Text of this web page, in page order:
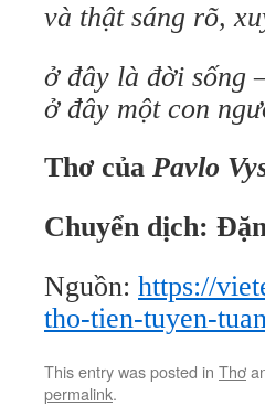
và thật sáng rõ,
ở đây là đời sống
ở đây một con
Thơ của Pavlo
Chuyển dịch:
Nguồn: https://
tho-tien-tuyen-
This entry was posted in Thơ
permalink.